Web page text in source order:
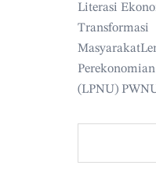
Literasi
Transformasi
(LPNU)